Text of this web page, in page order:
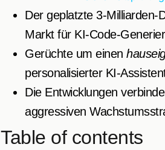
Der geplatzte 3-Milliarden-
Markt für KI-Code-
Gerüchte um einen
personalisierter KI-
Die Entwicklungen
aggressiven
Table of contents